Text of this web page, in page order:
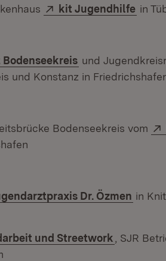
Extern:
kit Jugendhilfe in
(Öffnet in
und
und Konstanz in
Bodenseekreis vom
Fenster)
Dr. Özmen in
und Streetwork (Öffnet in
, SJR